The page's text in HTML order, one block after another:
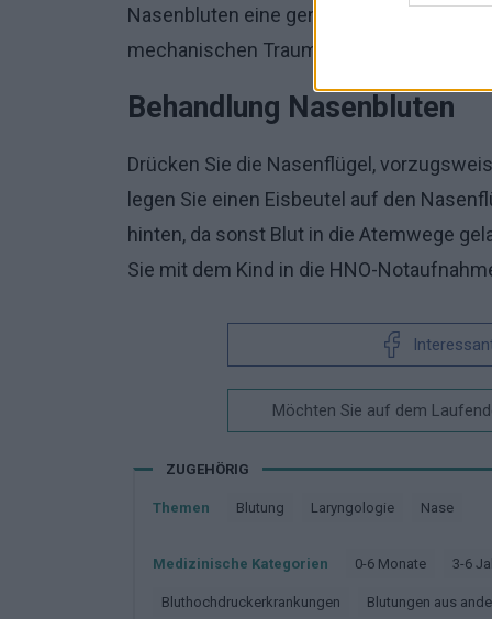
Nasenbluten eine genauere Diagnose
mechanischen Trauma.
Behandlung Nasenbluten
Drücken Sie die Nasenflügel,
legen Sie einen Eisbeutel auf den
hinten, da sonst Blut in die Atemwege
Sie mit dem Kind in die HNO-
Möchten Sie auf dem
ZUGEHÖRIG
Themen Blutung Laryngologie Nase
Medizinische Kategorien 0-6 Monate 3-6
Bluthochdruckerkrankungen Blutungen aus